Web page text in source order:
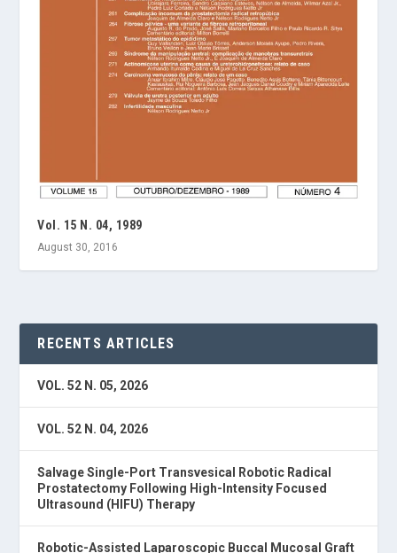
Vol. 15 N. 04, 1989
August 30, 2016
RECENTS ARTICLES
VOL. 52 N. 05, 2026
VOL. 52 N. 04, 2026
Salvage Single-Port Transvesical Robotic Radical
Prostatectomy Following High-Intensity Focused
Ultrasound (HIFU) Therapy
Robotic-Assisted Laparoscopic Buccal Mucosal Graft